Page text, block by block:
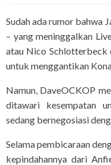
Sudah ada rumor bahwa
– yang meninggalkan
atau Nico Schlotterbeck
untuk menggantikan
Namun, DaveOCKOP
ditawari kesempatan
sedang bernegosiasi
Selama pembicaraan
kepindahannya dari